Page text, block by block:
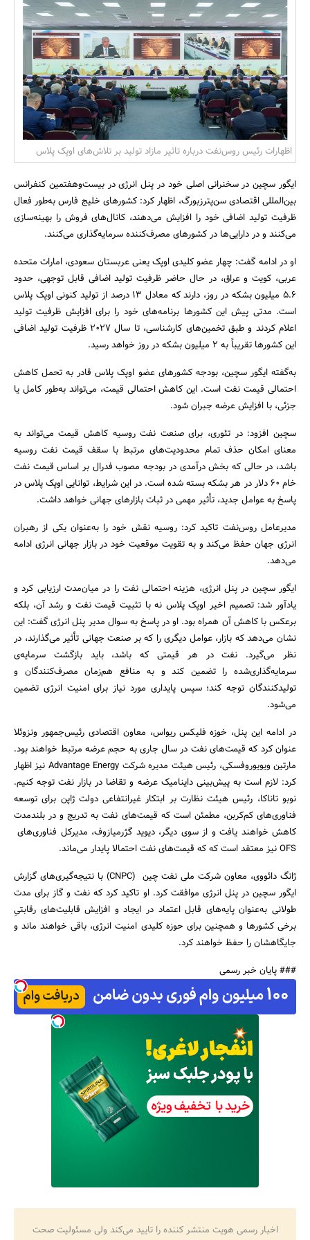
بانک، بیمه و سرمایه
مسکن و ساختمان
جستجو
اظهارات رئیس روس‌نفت درباره تاثیر مازاد تولید بر تلاش‌های اوپک پلاس
ایگور سچین در سخنرانی اصلی خود در پنل انرژی در بیست‌و‌هفتمین کنفرانس
بین‌المللی اقتصادی سن‌پترزبورگ، اظهار کرد: کشورهای خلیج فارس به‌طور فعال
ظرفیت تولید اضافی خود را افزایش می‌دهند، کانال‌های فروش را بهینه‌سازی
می‌کنند و در دارایی‌ها در کشورهای مصرف‌کننده سرمایه‌گذاری می‌کنند.
او در ادامه گفت: چهار عضو کلیدی اوپک یعنی عربستان سعودی، امارات متحده
عربی، کویت و عراق، در حال حاضر ظرفیت تولید اضافی قابل توجهی، حدود
5.6 میلیون بشکه در روز، دارند که معادل 13 درصد از تولید کنونی اوپک پلاس
است. مدتی پیش این کشورها برنامه‌های خود را برای افزایش ظرفیت تولید
اعلام کردند و طبق تخمین‌های کارشناسی، تا سال 2027 ظرفیت تولید اضافی
این کشورها تقریباً به 2 میلیون بشکه در روز خواهد رسید.
به‌گفته ایگور سچین، بودجه کشورهای عضو اوپک پلاس قادر به تحمل کاهش
احتمالی قیمت نفت است. این کاهش احتمالی قیمت، می‌تواند به‌طور کامل یا
جزئی، با افزایش عرضه جبران شود.
سچین افزود: در تئوری، برای صنعت نفت روسیه کاهش قیمت می‌تواند به
معنای امکان حذف تمام محدودیت‌های مرتبط با سقف قیمت نفت روسیه
باشد، در حالی که بخش درآمدی در بودجه مصوب فدرال بر اساس قیمت نفت
خام 60 دلار در هر بشکه بسته شده است. در این شرایط، توانایی اوپک پلاس در
پاسخ به عوامل جدید، تأثیر مهمی در ثبات بازارهای جهانی خواهد داشت.
مدیرعامل روس‌نفت تاکید کرد: روسیه نقش خود را به‌عنوان یکی از رهبران
انرژی جهان حفظ می‌کند و به تقویت موقعیت خود در بازار جهانی انرژی ادامه
می‌دهد.
ایگور سچین در پنل انرژی، هزینه احتمالی نفت را در میان‌مدت ارزیابی کرد و
یادآور شد: تصمیم اخیر اوپک پلاس نه با تثبیت قیمت نفت و رشد آن، بلکه
برعکس با کاهش آن همراه بود. او در پاسخ به سوال مدیر پنل انرژی گفت: این
نشان می‌دهد که بازار، عوامل دیگری را که بر صنعت جهانی تأثیر می‌گذارند، در
نظر می‌گیرد. نفت در هر قیمتی که باشد، باید بازگشت سرمایه‌ی
سرمایه‌گذاری‌شده را تضمین کند و به منافع هم‌زمان مصرف‌کنندگان و
تولیدکنندگان توجه کند؛ سپس پایداری مورد نیاز برای امنیت انرژی تضمین
می‌شود.
در ادامه این پنل، خوزه فلیکس ریواس، معاون اقتصادی رئیس‌جمهور ونزوئلا
عنوان کرد که قیمت‌های نفت در سال جاری به حجم عرضه مرتبط خواهند بود.
مارتین ویویوروفسکی، رئیس هیئت مدیره شرکت Advantage Energy نیز اظهار
کرد: لازم است به پیش‌بینی داینامیک عرضه و تقاضا در بازار نفت توجه کنیم.
نوبو تاناکا، رئیس هیئت نظارت بر ابتکار غیرانتفاعی دولت ژاپن برای توسعه
فناوری‌های کم‌کربن، مطمئن است که قیمت‌های نفت به تدریج و در بلندمدت
کاهش خواهند یافت و از سوی دیگر، دیوید گژرمیازوف، مدیرکل فناوری‌های
OFS نیز معتقد است که که قیمت‌های نفت احتمالا پایدار می‌ماند.
ژانگ دائووی، معاون شرکت ملی نفت چین (CNPC) با نتیجه‌گیری‌های گزارش
ایگور سچین در پنل انرژی موافقت کرد. او تاکید کرد که نفت و گاز برای مدت
طولانی به‌عنوان پایه‌های قابل اعتماد در ایجاد و افزایش قابلیت‌های رقابتیِ
برخی کشورها و همچنین برای حوزه کلیدی امنیت انرژی، باقی خواهند ماند و
جایگاهشان را حفظ خواهند کرد.
### پایان خبر رسمی
اخبار رسمی هویت منتشر کننده را تایید می‌کند ولی مسئولیت صحت